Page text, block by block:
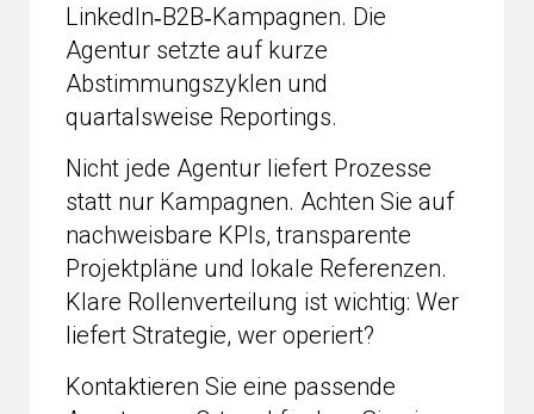
LinkedIn‑B2B‑Kampagnen. Die
Agentur setzte auf kurze
Abstimmungszyklen und
quartalsweise Reportings.
Nicht jede Agentur liefert Prozesse
statt nur Kampagnen. Achten Sie auf
nachweisbare KPIs, transparente
Projektpläne und lokale Referenzen.
Klare Rollenverteilung ist wichtig: Wer
liefert Strategie, wer operiert?
Kontaktieren Sie eine passende